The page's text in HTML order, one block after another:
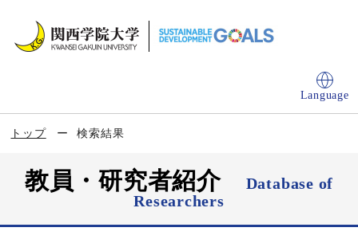
Language
トップ 検索結果
教員・研究者紹介
Database of
Researchers